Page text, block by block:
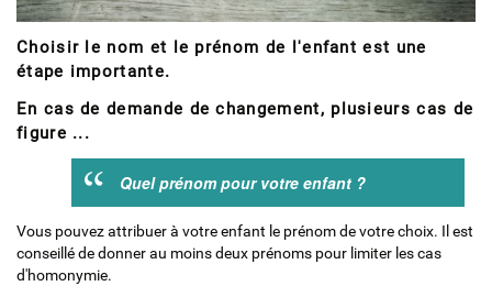
Choisir le nom et le prénom de l'enfant est une
étape importante.
En cas de demande de changement, plusieurs cas de
figure ...
Quel prénom pour votre enfant ?
Vous pouvez attribuer à votre enfant le prénom de votre choix. Il est
conseillé de donner au moins deux prénoms pour limiter les cas
d'homonymie.